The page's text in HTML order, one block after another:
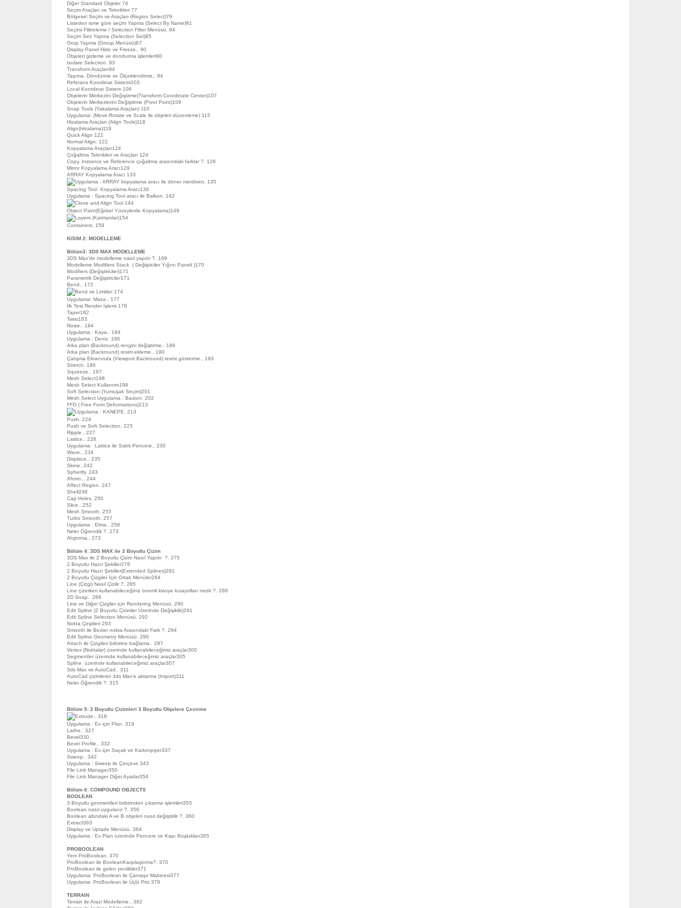
Diğer Standard Objeler 74
Seçim Araçları ve Teknikleri 77
Bölgesel Seçim ve Araçları (Region Select)79
Listeden isme göre seçim Yapma (Select By Name)81
Seçimi Filitreleme / Selection Filter Menüsü. 84
Seçim Seti Yapma (Selection Set)85
Grup Yapma (Group Menüsü)87
Display Panel Hide ve Freeze.. 90
Objeleri gizleme ve dondurma işlemleri90
Isolate Selection. 93
Transform Araçları94
Taşıma, Döndürme ve Ölçeklendirme.. 94
Referans Koordinat Sistemi103
Local Koordinat Sistem 106
Objelerin Merkezini Değiştirme(Transform Coordinate Center)107
Objelerin Merkezlerini Değiştirme (Pivot Point)109
Snap Tools (Yakalama Araçları) 110
Uygulama: (Move,Rotate ve Scale ile objeleri düzenleme) 115
Hizalama Araçları (Align Tools)118
Align(Hizalama)119
Quick Align 122
Normal Align. 122
Kopyalama Araçları124
Çoğaltma Teknikleri ve Araçları 124
Copy, Instance ve Reference çoğaltma arasındaki farklar ?. 126
Mirror Kopyalama Aracı129
ARRAY Kopyalama Aracı 133
Uygulama : ARRAY kopyalama aracı ile döner merdiven. 135
Spacing Tool Kopyalama Aracı138
Uygulama : Spacing Tool aracı ile Balkon. 142
Clone and Align Tool 144
Object Paint(Eğrisel Yüzeylerde Kopyalama)149
Layers (Katmanlar)154
Containers. 159
KISIM 2: MODELLEME
Bölüm3: 3DS MAX MODELLEME
3DS Max’de modelleme nasıl yapılır ?. 169
Modelleme Modifiers Stack ( Değişticiler Yığını Paneli )170
Modifiers (Değiştiriciler)171
Parametrik Değiştiriciler171
Bend.. 172
Bend ve Limitler 174
Uygulama: Masa.. 177
İlk Test Render İşlemi 178
Taper182
Twist183
Noise.. 184
Uygulama : Kaya.. 184
Uygulama : Deniz. 186
Arka plan (Backround) rengini değiştirme.. 189
Arka plan (Backround) resim ekleme.. 190
Çalışma Ekranında (Viewport Backround) resmi gösterme.. 193
Stretch. 196
Squeeze.. 197
Mesh Select198
Mesh Select Kullanımı198
Soft Selection (Yumuşak Seçim)201
Mesh Select Uygulama : Baston. 202
FFD ( Free Form Deformations)213
Uygulama : KANEPE. 213
Push. 224
Push ve Soft Selection. 225
Ripple.. 227
Lattice.. 228
Uygulama: Lattice ile Sabit Pencere.. 230
Wave.. 234
Displace.. 235
Skew.. 242
Spherify. 243
Xform... 244
Affect Region. 247
Shell248
Cap Holes. 250
Slice.. 252
Mesh Smooth. 255
Turbo Smooth. 257
Uygulama : Elma.. 258
Neler Öğrendik ?. 273
Alıştırma.. 273
Bölüm 4: 3DS MAX ile 2 Boyutlu Çizim
3DS Max ile 2 Boyutlu Çizim Nasıl Yapılır ?. 275
2 Boyutlu Hazır Şekiller276
2 Boyutlu Hazır Şekiller(Extended Splines)281
2 Boyutlu Çizgiler İçin Ortak Menüler284
Line (Çizgi) Nasıl Çizilir ?. 285
Line çizerken kullanabileceğiniz önemli klavye kısayolları nedir ?. 288
2D Snap.. 289
Line ve Diğer Çizgiler için Rendering Menüsü. 290
Edit Spline (2 Boyutlu Çizimler Üzerinde Değişiklik)291
Edit Spline Selection Menüsü. 292
Nokta Çeşitleri 293
Smooth ile Bezier nokta Arasındaki Fark ?. 294
Edit Spline Geometry Menüsü. 296
Attach ile Çizgileri birbirine bağlama.. 297
Vertex (Noktalar) üzerinde kullanabileceğimiz araçlar300
Segmentler üzerinde kullanabileceğimiz araçlar305
Spline üzerinde kullanabileceğimiz araçlar307
3ds Max ve AutoCad.. 311
AutoCad çizimlerini 3ds Max’e aktarma (Import)311
Neler Öğrendik ?. 315
Bölüm 5: 2 Boyutlu Çizimleri 3 Boyutlu Objelere Çevirme
Extrude.. 318
Uygulama : Ev için Plan. 319
Lathe.. 327
Bevel330
Bevel Profile.. 332
Uygulama : Ev için Saçak ve Kartonpiyer337
Sweep.. 342
Uygulama : Sweep ile Çerçeve 343
File Link Manager350
File Link Manager Diğer Ayarlar354
Bölüm 6: COMPOUND OBJECTS
BOOLEAN
3 Boyutlu geometrileri birbirinden çıkarma işlemleri355
Boolean nasıl uygulanır ?. 356
Boolean altındaki A ve B objeleri nasıl değiştirilir ?. 360
Extract363
Display ve Uptade Menüsü. 364
Uygulama : Ev Plan üzerinde Pencere ve Kapı Boşlukları365
PROBOOLEAN
Yeni ProBoolean. 370
ProBoolean ile BooleanKarşılaştırma?. 370
ProBoolean ile gelen yenilikler371
Uygulama: ProBoolean ile Çamaşır Makinesi377
Uygulama: ProBoolean ile Üçlü Priz 379
TERRAIN
Terrain ile Arazi Modelleme.. 382